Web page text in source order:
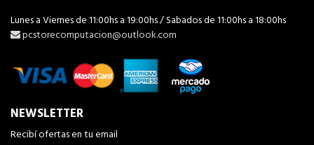
Lunes a Viernes de 11:00hs a 19:00hs / Sabados de 11:00hs a 18:00hs
pcstorecomputacion@outlook.com
NEWSLETTER
Recibí ofertas en tu email